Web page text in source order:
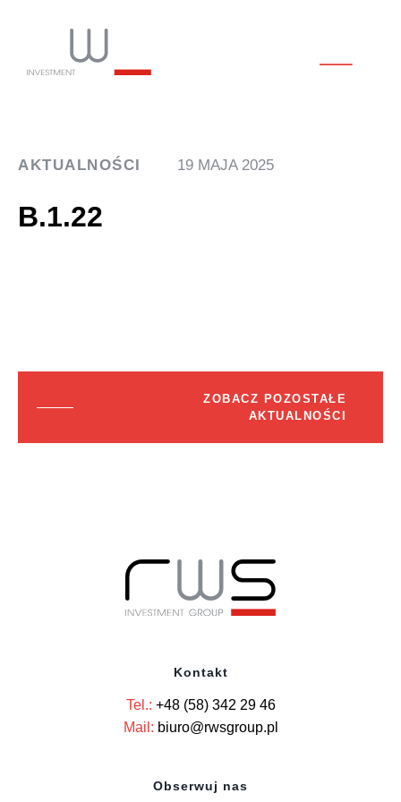
AKTUALNOŚCI 19 MAJA 2025
B.1.22
ZOBACZ POZOSTAŁE
AKTUALNOŚCI
Kontakt
Tel.: +48 (58) 342 29 46
Mail: biuro@rwsgroup.pl
Obserwuj nas